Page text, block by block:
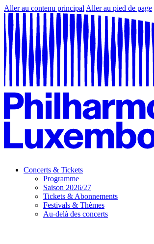
Aller au contenu principal Aller au pied de page
Concerts & Tickets
Programme
Saison 2026/27
Tickets & Abonnements
Festivals & Thèmes
Au-delà des concerts